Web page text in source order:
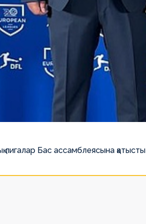
Бас ассамблеясына қатысты